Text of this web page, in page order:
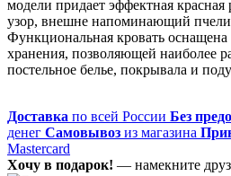
модели придает эффектная
узор, внешне напоминающий
Функциональная кровать
хранения, позволяющей наиболее
постельное белье, покрывала и
Доставка по всей России Без
денег Самовывоз из магазина
Mastercard
Хочу в подарок! — намекните